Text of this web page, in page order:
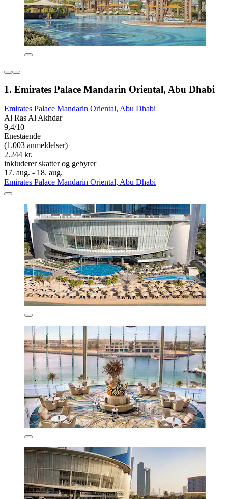
1. Emirates Palace Mandarin Oriental, Abu Dhabi
Emirates Palace Mandarin Oriental, Abu Dhabi
Al Ras Al Akhdar
9,4/10
Enestående
(1.003 anmeldelser)
2.244 kr.
inkluderer skatter og gebyrer
17. aug. - 18. aug.
Emirates Palace Mandarin Oriental, Abu Dhabi